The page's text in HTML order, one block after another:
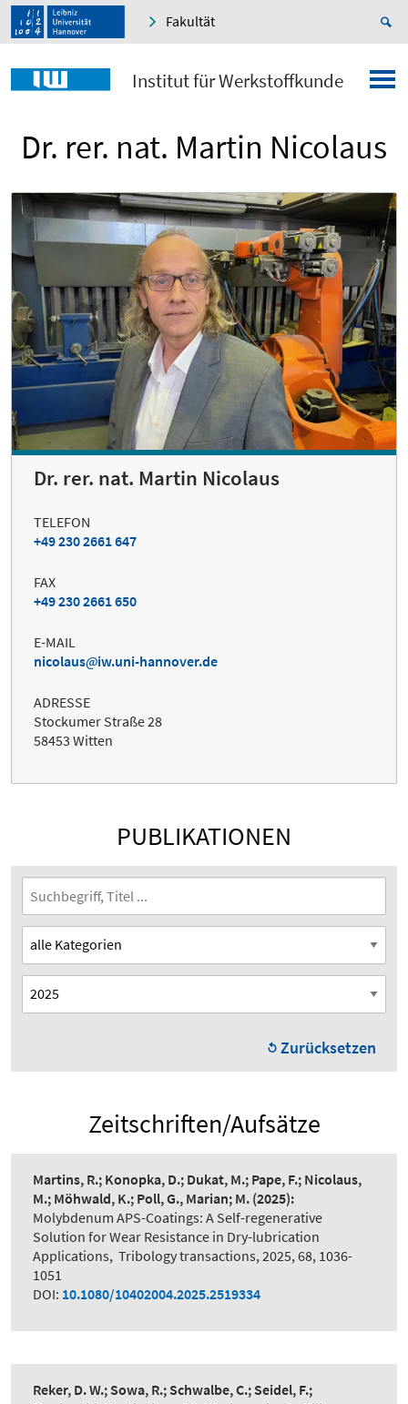
Fakultät
Institut für Werkstoffkunde
Dr. rer. nat. Martin Nicolaus
Dr. rer. nat. Martin Nicolaus
TELEFON
+49 230 2661 647
FAX
+49 230 2661 650
E-MAIL
nicolaus
iw.uni-hannover.de
ADRESSE
Stockumer Straße 28
58453 Witten
PUBLIKATIONEN
Zurücksetzen
Zeitschriften/Aufsätze
Martins, R.; Konopka, D.; Dukat, M.; Pape, F.; Nicolaus,
M.; Möhwald, K.; Poll, G., Marian; M. (2025):
Molybdenum APS-Coatings: A Self-regenerative
Solution for Wear Resistance in Dry-lubrication
Applications, Tribology transactions, 2025, 68, 1036-
1051
DOI: 10.1080/10402004.2025.2519334
Reker, D. W.; Sowa, R.; Schwalbe, C.; Seidel, F.;